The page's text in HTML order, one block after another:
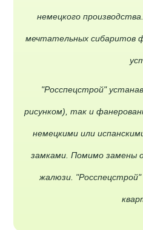
немецкого
мечтательных сибаритов
"Росспецстрой"
рисунком), так и
немецкими или
замками. Помимо замены
жалюзи. "Росспецстрой"